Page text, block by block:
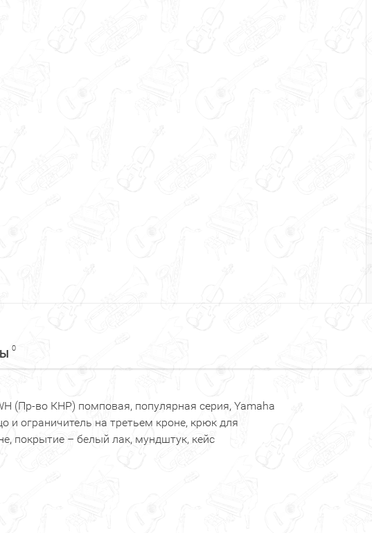
0
(Пр-во КНР) помповая, популярная серия, Yamaha
и ограничитель на третьем кроне, крюк для
покрытие – белый лак, мундштук, кейс